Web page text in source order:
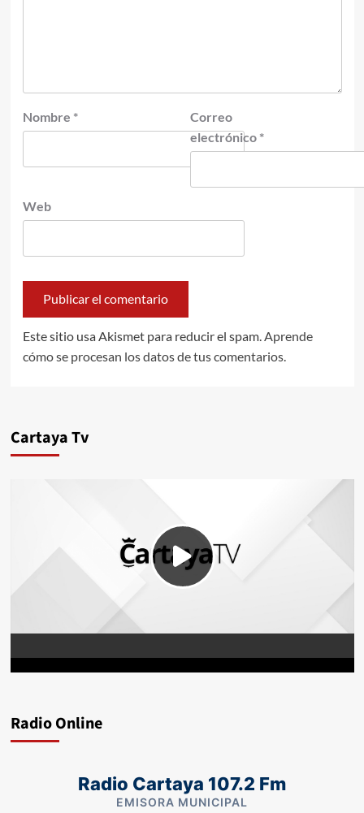
Nombre *
Correo
electrónico *
Web
Este sitio usa Akismet para reducir el spam. Aprende
cómo se procesan los datos de tus comentarios.
Cartaya Tv
Radio Online
Radio Cartaya 107.2 Fm
EMISORA MUNICIPAL